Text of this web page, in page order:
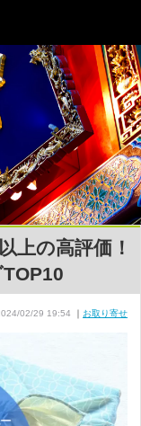
上の高評価！
02/29 19:54 ｜ お取り寄せ